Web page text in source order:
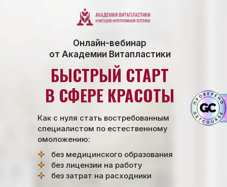
Онлайн-вебинар
от Академии Витапластики
БЫСТРЫЙ СТАРТ
В СФЕРЕ КРАСОТЫ
Как с нуля стать востребованным
специалистом по естественному
омоложению:
без медицинского образования
без лицензии на работу
без затрат на расходники